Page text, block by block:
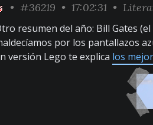
• #36219 • 17:02:31 •
resumen del año: Bill Gates
por los pantallazos
versión Lego te explica los